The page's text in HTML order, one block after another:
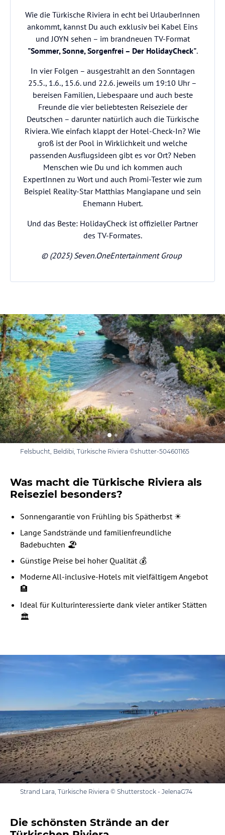
Wie die Türkische Riviera in echt bei UrlauberInnen
ankommt, kannst Du auch exklusiv bei Kabel Eins
und JOYN sehen – im brandneuen TV-Format
"Sommer, Sonne, Sorgenfrei – Der HolidayCheck".
In vier Folgen – ausgestrahlt an den Sonntagen
25.5., 1.6., 15.6. und 22.6. jeweils um 19:10 Uhr –
bereisen Familien, Liebespaare und auch beste
Freunde die vier beliebtesten Reiseziele der
Deutschen – darunter natürlich auch die Türkische
Riviera. Wie einfach klappt der Hotel-Check-In? Wie
groß ist der Pool in Wirklichkeit und welche
passenden Ausflugsideen gibt es vor Ort? Neben
Menschen wie Du und ich kommen auch
ExpertInnen zu Wort und auch Promi-Tester wie zum
Beispiel Reality-Star Matthias Mangiapane und sein
Ehemann Hubert.
Und das Beste: HolidayCheck ist offizieller Partner
des TV-Formates.
© (2025) Seven.OneEntertainment Group
Felsbucht, Beldibi, Türkische Riviera ©shutter-504601165
Was macht die Türkische Riviera als
Reiseziel besonders?
Sonnengarantie von Frühling bis Spätherbst ☀️
Lange Sandstrände und familienfreundliche
Badebuchten 🏖
Günstige Preise bei hoher Qualität 💰
Moderne All-inclusive-Hotels mit vielfältigem Angebot
🏨
Ideal für Kulturinteressierte dank vieler antiker Stätten
🏛️
Strand Lara, Türkische Riviera © Shutterstock - JelenaG74
Die schönsten Strände an der